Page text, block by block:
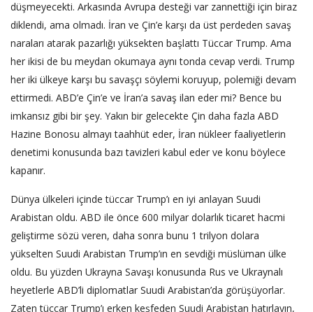
düşmeyecekti. Arkasında Avrupa desteği var zannettiği için biraz
diklendi, ama olmadı. İran ve Çin’e karşı da üst perdeden savaş
naraları atarak pazarlığı yüksekten başlattı Tüccar Trump. Ama
her ikisi de bu meydan okumaya aynı tonda cevap verdi. Trump
her iki ülkeye karşı bu savaşçı söylemi koruyup, polemiği devam
ettirmedi. ABD’e Çin’e ve İran’a savaş ilan eder mi? Bence bu
imkansız gibi bir şey. Yakın bir gelecekte Çin daha fazla ABD
Hazine Bonosu almayı taahhüt eder, İran nükleer faaliyetlerin
denetimi konusunda bazı tavizleri kabul eder ve konu böylece
kapanır.
Dünya ülkeleri içinde tüccar Trump’ı en iyi anlayan Suudi
Arabistan oldu. ABD ile önce 600 milyar dolarlık ticaret hacmi
geliştirme sözü veren, daha sonra bunu 1 trilyon dolara
yükselten Suudi Arabistan Trump’ın en sevdiği müslüman ülke
oldu. Bu yüzden Ukrayna Savaşı konusunda Rus ve Ukraynalı
heyetlerle ABD’li diplomatlar Suudi Arabistan’da görüşüyorlar.
Zaten tüccar Trump’ı erken keşfeden Suudi Arabistan hatırlayın,